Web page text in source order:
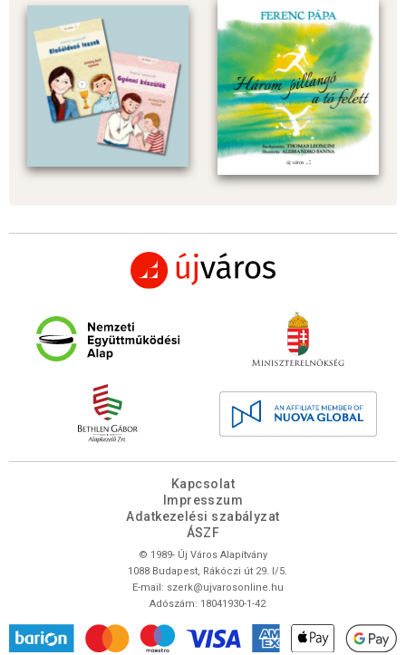
Kapcsolat
Impresszum
Adatkezelési szabályzat
ÁSZF
© 1989- Új Város Alapítvány
1088 Budapest, Rákóczi út 29. I/5.
E-mail: szerk@ujvarosonline.hu
Adószám: 18041930-1-42